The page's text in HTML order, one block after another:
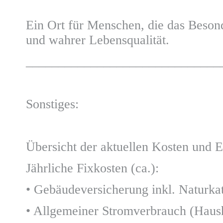
Ein Ort für Menschen, die das
und wahrer Lebensqualität.
Sonstiges:
Übersicht der aktuellen Kosten und
Jährliche Fixkosten (ca.):
• Gebäudeversicherung inkl.
• Allgemeiner Stromverbrauch